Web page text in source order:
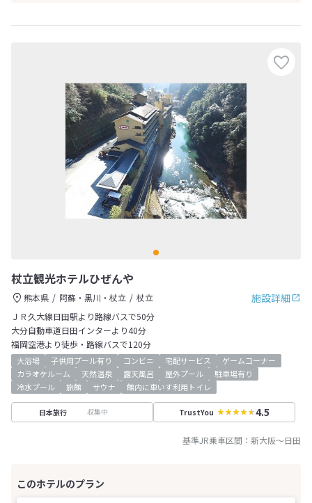
杖立観光ホテルひぜんや
施設詳細
熊本県 阿蘇・黒川・杖立
杖立
ＪＲ久大線日田駅より路線バスで50分
大分自動車道日田インターより40分
福岡空港より徒歩・路線バスで120分
大浴場 子供用プール有り コンビニ 宅配サービス
ゲームコーナー
カラオケルーム
天然温泉 露天風呂 屋外プール
駐車場有り
冷水プール
旅館 サウナ 館内に車いす利用トイレ
日本旅行 収集中 TrustYou 4.5
基準JR乗車区間： 新大阪～日田